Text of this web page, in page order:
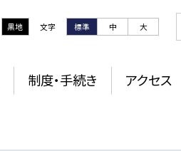
黒地 文字 標準 中 大
制度・手続き アクセス